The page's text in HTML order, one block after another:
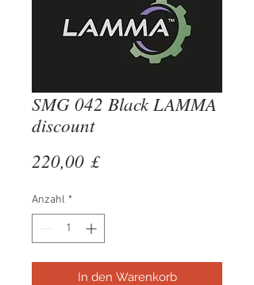
SMG 042 Black LAMMA
discount
220,00 £Preis
Anzahl *
In den Warenkorb